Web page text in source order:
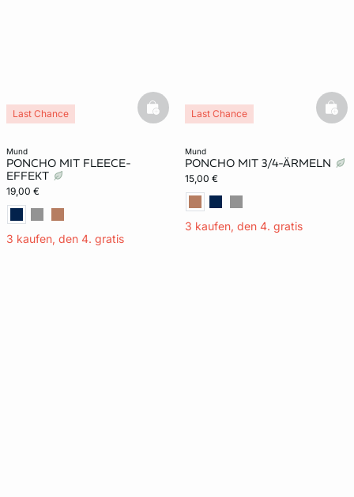
mund
PONCHO MIT FLEECE-
EFFEKT
19,00 €
3 kaufen, den 4. gratis
Last Chance basketfull
mund
PONCHO MIT 3/4-ÄRMELN
15,00 €
3 kaufen, den 4. gratis
Last Chance